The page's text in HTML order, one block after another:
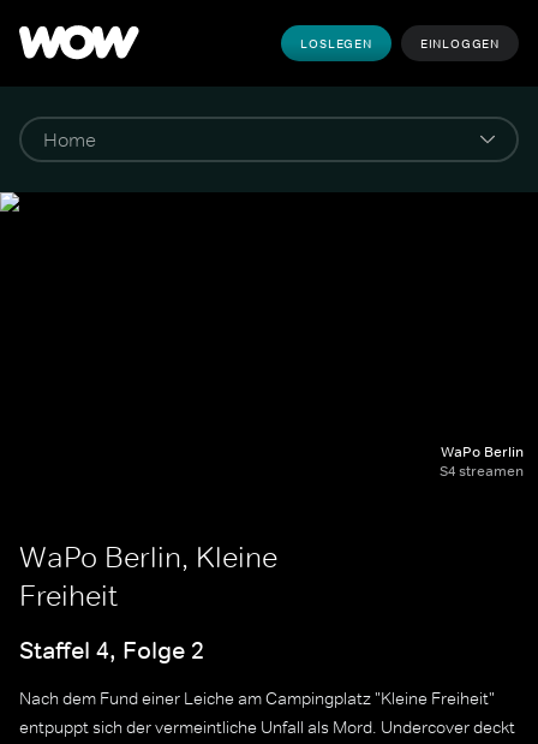
LOSLEGEN EINLOGGEN
WaPo Berlin
S4 streamen
WaPo Berlin, Kleine
Freiheit
Staffel 4, Folge 2
Nach dem Fund einer Leiche am Campingplatz "Kleine Freiheit"
entpuppt sich der vermeintliche Unfall als Mord. Undercover deckt